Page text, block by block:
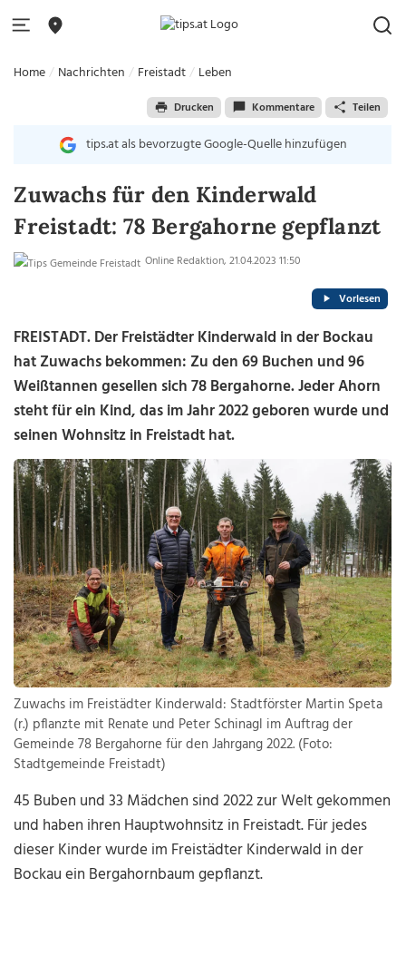
Home Nachrichten Freistadt Leben
Drucken Kommentare Teilen
tips.at als bevorzugte Google-Quelle hinzufügen
Zuwachs für den Kinderwald
Freistadt: 78 Bergahorne gepflanzt
Online Redaktion, 21.04.2023 11:50
Vorlesen
FREISTADT. Der Freistädter Kinderwald in der Bockau
hat Zuwachs bekommen: Zu den 69 Buchen und 96
Weißtannen gesellen sich 78 Bergahorne. Jeder Ahorn
steht für ein Kind, das im Jahr 2022 geboren wurde und
seinen Wohnsitz in Freistadt hat.
Zuwachs im Freistädter Kinderwald: Stadtförster Martin Speta
(r.) pflanzte mit Renate und Peter Schinagl im Auftrag der
Gemeinde 78 Bergahorne für den Jahrgang 2022. (Foto:
Stadtgemeinde Freistadt)
45 Buben und 33 Mädchen sind 2022 zur Welt gekommen
und haben ihren Hauptwohnsitz in Freistadt. Für jedes
dieser Kinder wurde im Freistädter Kinderwald in der
Bockau ein Bergahornbaum gepflanzt.